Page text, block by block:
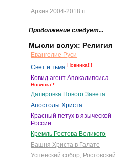
Архив 2004-2018 гг.
Продолжение следует...
Мысли вслух: Религия
Евангелие Руси
Свет и тьма Новинка!!!
Ковид агент Апокалипсиса
Новинка!!!
Датировка Нового Завета
Апостолы Христа
Красный петух в языческой
России
Кремль Ростова Великого
Башня Христа в Галате
Успенский собор, Ростовский